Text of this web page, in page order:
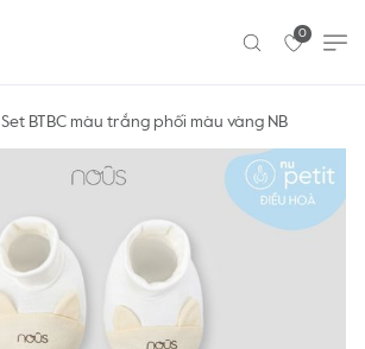
0
Set BTBC màu trắng phối màu vàng NB